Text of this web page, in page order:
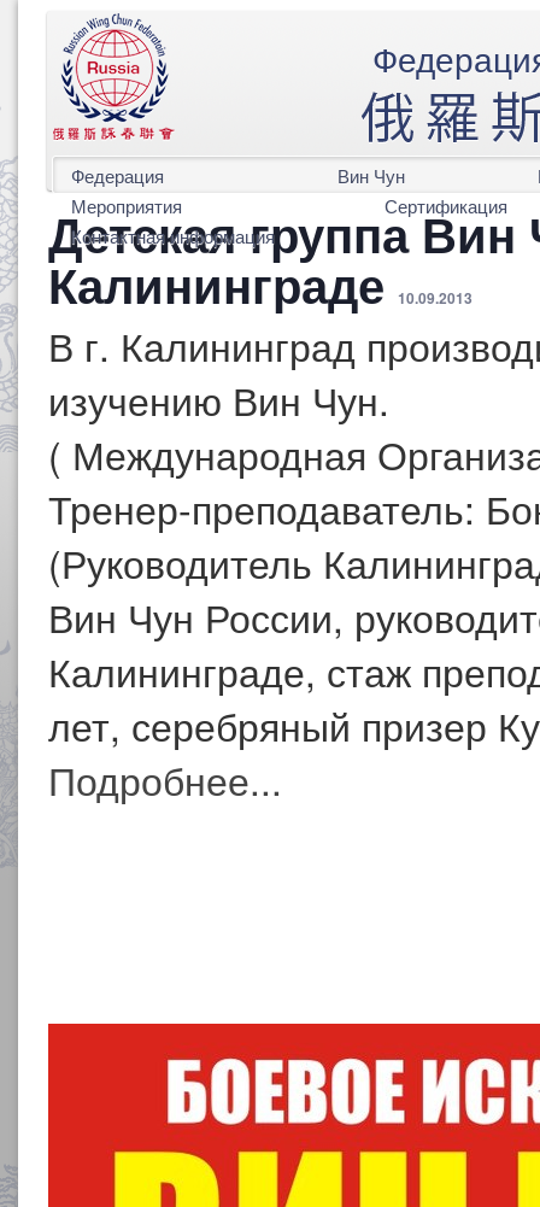
Федерация Вин Чун
Мероприятия
Сертификация
Контактная информация
Детская группа Вин
Калининграде 10.09.2013
В г. Калининград
изучению Вин Чун.
( Международная
Тренер-преподаватель:
(Руководитель
Вин Чун России,
Калининграде, стаж
лет, серебряный призер
Подробнее...